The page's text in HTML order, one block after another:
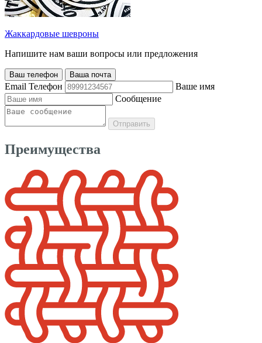
Жаккардовые шевроны
Напишите нам ваши вопросы или предложения
Ваш телефон Ваша почта
Email Телефон
Ваше имя
Сообщение
Отправить
Преимущества